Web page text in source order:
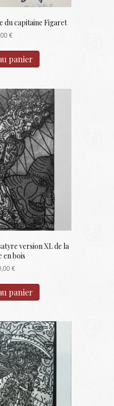
du capitaine Figaret
€
panier
version XL de la
en bois
€
panier